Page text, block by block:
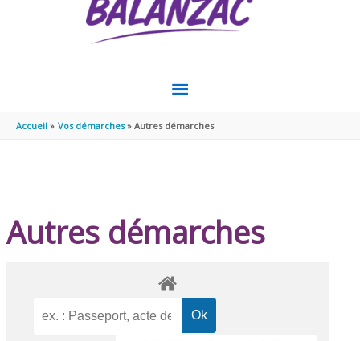
MENU
PRINCIPAL
Accueil Vos démarches Autres démarches
Autres démarches